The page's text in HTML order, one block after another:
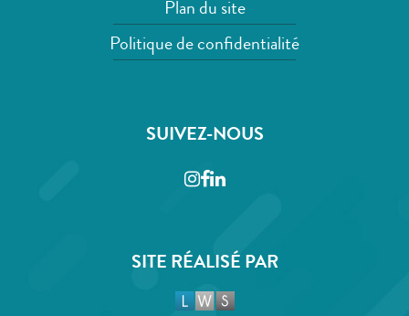
Plan du site
Politique de confidentialité
SUIVEZ-NOUS
Instagram
Facebook
LinkedIn
SITE RÉALISÉ PAR